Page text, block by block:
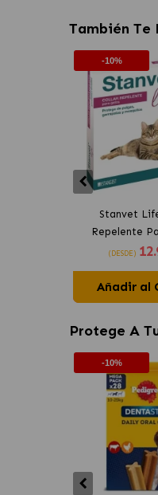
También Te
-10%
Stanvet
Repelente
(DESDE) 12
Añadir al
Protege A
-10%